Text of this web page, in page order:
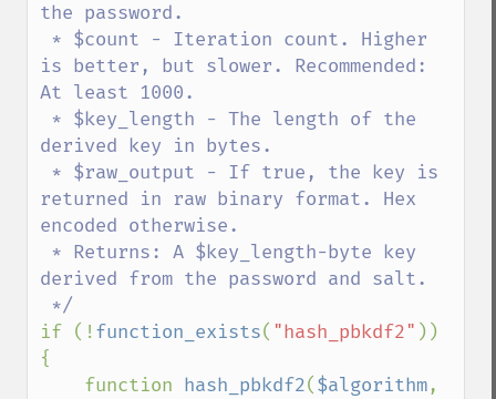
the password.
is better, but slower. Recommended:
At least 1000.
derived key in bytes.
returned in raw binary format. Hex
encoded otherwise.
derived from the password and salt.
if (!function_exists( "hash_pbkdf2" ))
{
    function
hash_pbkdf2($algorithm